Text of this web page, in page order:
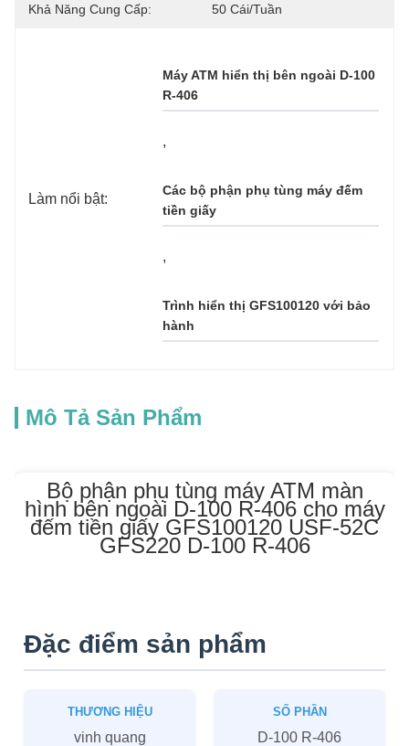
Khả Năng Cung Cấp: 50 Cái/tuần
Làm nổi bật:
Máy ATM hiển thị bên ngoài D-100
R-406
,
Các bộ phận phụ tùng máy đếm
tiền giấy
,
Trình hiển thị GFS100120 với bảo
hành
Mô Tả Sản Phẩm
Bộ phận phụ tùng máy ATM màn
hình bên ngoài D-100 R-406 cho máy
đếm tiền giấy GFS100120 USF-52C
GFS220 D-100 R-406
Đặc điểm sản phẩm
THƯƠNG HIỆU
vinh quang
SỐ PHẦN
D-100 R-406